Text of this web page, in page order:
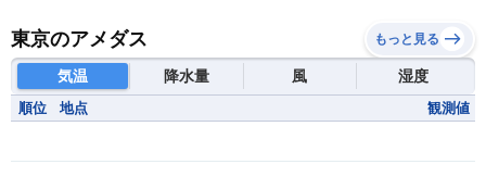
東京のアメダス もっと見る
気温 降水量 風 湿度
順位 地点 観測値